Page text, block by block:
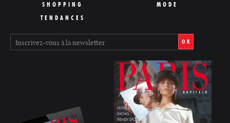
SHOPPING
TENDANCES
MODE
OK